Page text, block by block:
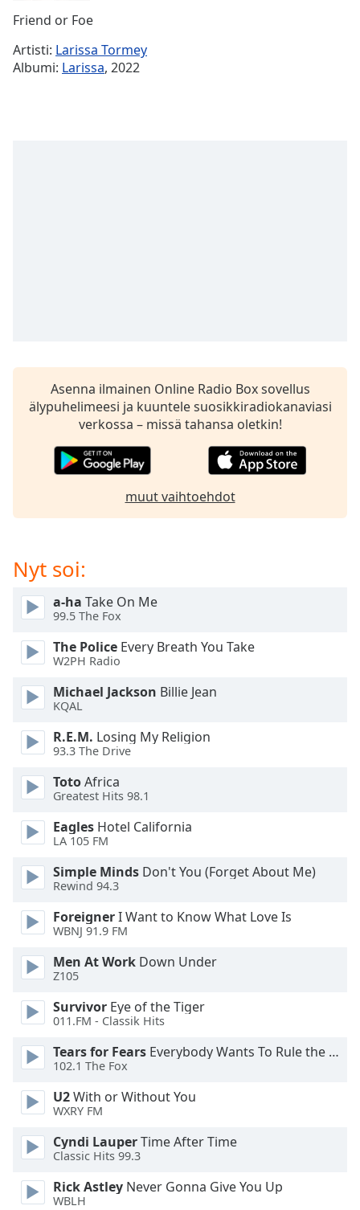
Time-
1x
settings
dialog
subtitles
selected
Fullscreen
modal
window.
Beginning
dialog
window.
cancel
and
close
window.
Text
Color
Opacity
Color
Opacity
Caption
Area
Background
Color
Friend or Foe
Artisti: Larissa Tormey
Albumi: Larissa, 2022
Asenna ilmainen Online Radio Box sovellus
älypuhelimeesi ja kuuntele suosikkiradiokanaviasi
verkossa – missä tahansa oletkin!
muut vaihtoehdot
Nyt soi:
a-ha Take On Me
99.5 The Fox
The Police Every Breath You Take
W2PH Radio
Michael Jackson Billie Jean
KQAL
R.E.M. Losing My Religion
93.3 The Drive
TotoAfrica
Greatest Hits 98.1
Eagles Hotel California
LA 105 FM
Simple Minds Don't You (Forget About Me)
Rewind 94.3
ForeignerI Want to Know What Love Is
WBNJ 91.9 FM
Men At Work Down Under
Z105
Survivor Eye of the Tiger
011.FM - Classik Hits
Tears for Fears Everybody Wants To Rule the World
102.1 The Fox
U2With or Without You
WXRY FM
Cyndi LauperTime After Time
Classic Hits 99.3
Rick Astley Never Gonna Give You Up
WBLH